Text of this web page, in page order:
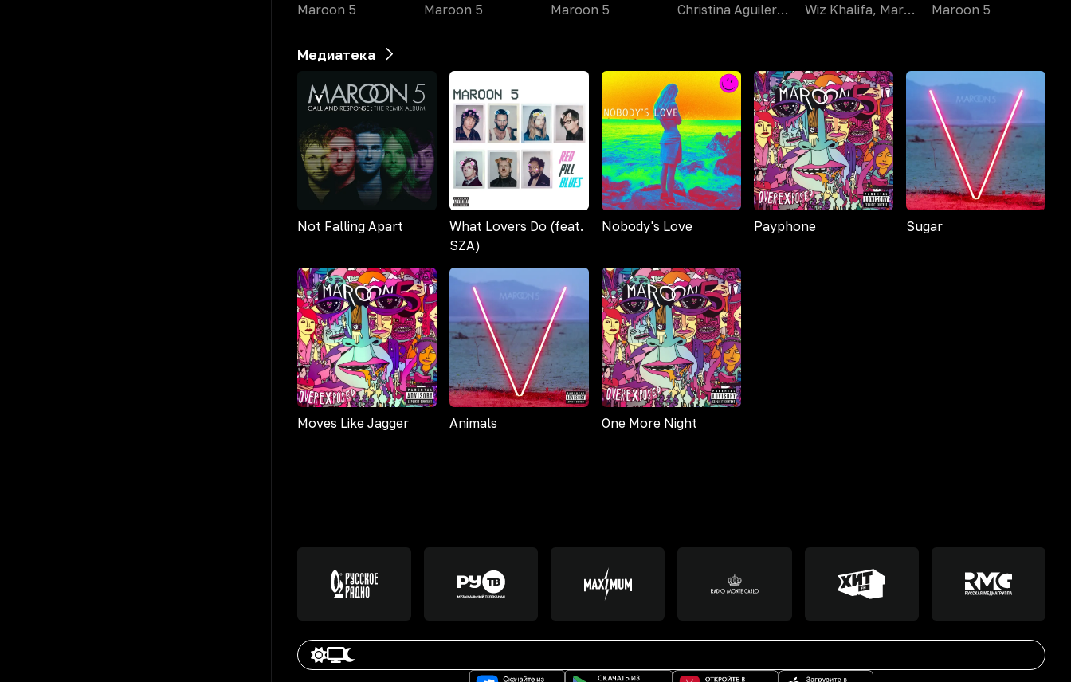
Maroon 5 Maroon 5 Maroon 5 Christina Aguilera, Maroon 5 Wiz Khalifa, Maroon 5 Maroon 5
Медиатека
Not Falling Apart
What Lovers Do (feat.
SZA)
Nobody's Love Payphone Sugar
Moves Like Jagger Animals One More Night